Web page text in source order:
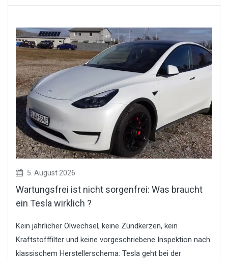
5. August 2026
Wartungsfrei ist nicht sorgenfrei: Was braucht
ein Tesla wirklich ?
Kein jährlicher Ölwechsel, keine Zündkerzen, kein
Kraftstofffilter und keine vorgeschriebene Inspektion nach
klassischem Herstellerschema: Tesla geht bei der